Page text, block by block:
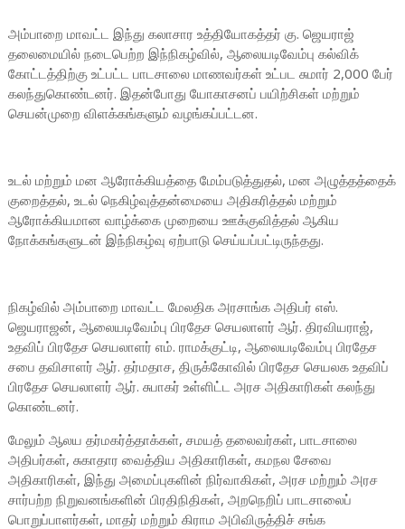
அம்பாறை மாவட்ட இந்து கலாசார உத்தியோகத்தர் கு. ஜெயராஜ்
தலைமையில் நடைபெற்ற இந்நிகழ்வில், ஆலையடிவேம்பு கல்விக்
கோட்டத்திற்கு உட்பட்ட பாடசாலை மாணவர்கள் உட்பட சுமார் 2,000 பேர்
கலந்துகொண்டனர். இதன்போது யோகாசனப் பயிற்சிகள் மற்றும்
செயன்முறை விளக்கங்களும் வழங்கப்பட்டன.
உடல் மற்றும் மன ஆரோக்கியத்தை மேம்படுத்துதல், மன அழுத்தத்தைக்
குறைத்தல், உடல் நெகிழ்வுத்தன்மையை அதிகரித்தல் மற்றும்
ஆரோக்கியமான வாழ்க்கை முறையை ஊக்குவித்தல் ஆகிய
நோக்கங்களுடன் இந்நிகழ்வு ஏற்பாடு செய்யப்பட்டிருந்தது.
நிகழ்வில் அம்பாறை மாவட்ட மேலதிக அரசாங்க அதிபர் எஸ்.
ஜெயராஜன், ஆலையடிவேம்பு பிரதேச செயலாளர் ஆர். திரவியராஜ்,
உதவிப் பிரதேச செயலாளர் எம். ராமக்குட்டி, ஆலையடிவேம்பு பிரதேச
சபை தவிசாளர் ஆர். தர்மதாச, திருக்கோவில் பிரதேச செயலக உதவிப்
பிரதேச செயலாளர் ஆர். சுபாகர் உள்ளிட்ட அரச அதிகாரிகள் கலந்து
கொண்டனர்.
மேலும் ஆலய தர்மகர்த்தாக்கள், சமயத் தலைவர்கள், பாடசாலை
அதிபர்கள், சுகாதார வைத்திய அதிகாரிகள், கமநல சேவை
அதிகாரிகள், இந்து அமைப்புகளின் நிர்வாகிகள், அரச மற்றும் அரச
சார்பற்ற நிறுவனங்களின் பிரதிநிதிகள், அறநெறிப் பாடசாலைப்
பொறுப்பாளர்கள், மாதர் மற்றும் கிராம அபிவிருத்திச் சங்க